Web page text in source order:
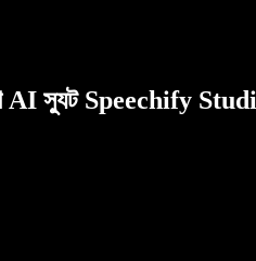
AI স্যুট Speechify